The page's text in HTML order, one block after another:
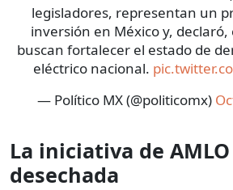
legisladores, representan un
inversión en México y,
buscan fortalecer el estado de
eléctrico nacional.
— Político MX (@politicomx)
La iniciativa de
desechada